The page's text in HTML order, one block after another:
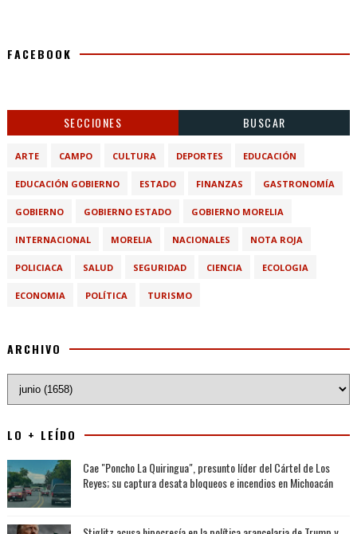
FACEBOOK
SECCIONES BUSCAR
ARTE CAMPO CULTURA DEPORTES EDUCACIÓN
EDUCACIÓN GOBIERNO ESTADO FINANZAS GASTRONOMÍA
GOBIERNO GOBIERNO ESTADO GOBIERNO MORELIA
INTERNACIONAL MORELIA NACIONALES NOTA ROJA
POLICIACA SALUD SEGURIDAD CIENCIA ECOLOGIA
ECONOMIA POLÍTICA TURISMO
ARCHIVO
LO + LEÍDO
Cae "Poncho La Quiringua", presunto líder del Cártel de Los
Reyes; su captura desata bloqueos e incendios en Michoacán